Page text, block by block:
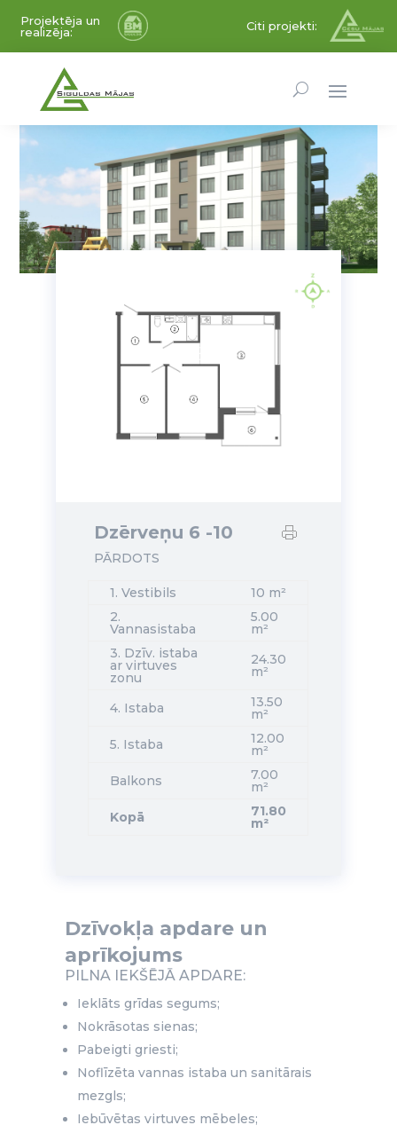
Projektēja un
realizēja:
Citi projekti:
Dzērveņu 6 -10
PĀRDOTS
1. Vestibils
10 m²
2.
Vannasistaba
5.00
m²
3. Dzīv. istaba
ar virtuves
zonu
24.30
m²
4. Istaba 13.50
m²
5. Istaba
12.00
m²
Balkons
7.00
m²
Kopā
71.80
m²
Dzīvokļa apdare un
aprīkojums
PILNA IEKŠĒJĀ APDARE:
Ieklāts grīdas segums;
Nokrāsotas sienas;
Pabeigti griesti;
Noflīzēta vannas istaba un sanitārais
mezgls;
Iebūvētas virtuves mēbeles;